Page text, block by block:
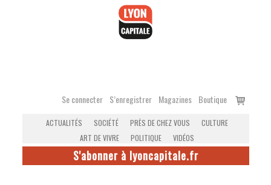
Se connecter S’enregistrer Magazines Boutique
Voir
ACTUALITÉS SOCIÉTÉ PRÈS DE CHEZ VOUS
CULTURE
ART DE VIVRE
POLITIQUE VIDÉOS
S'abonner à lyoncapitale.fr